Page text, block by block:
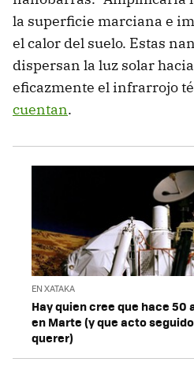
la superficie marciana e
el calor del suelo. Estas
dispersan la luz solar
eficazmente el infrarrojo
cuentan.
EN XATAKA
Hay quien cree que hace
en Marte (y que acto
querer)